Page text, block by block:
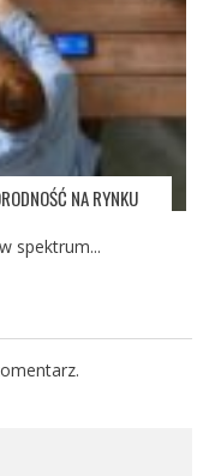
NA RYNKU
spektrum...